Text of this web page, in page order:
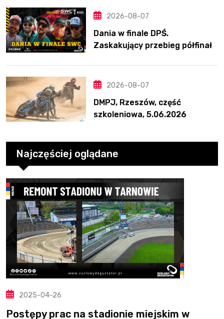
2026-08-07
Dania w finale DPŚ.
Zaskakujący przebieg półfinału
2026-08-07
DMPJ, Rzeszów, część
szkoleniowa, 5.06.2026
Najczęściej oglądane
2025-04-26
Postępy prac na stadionie miejskim w